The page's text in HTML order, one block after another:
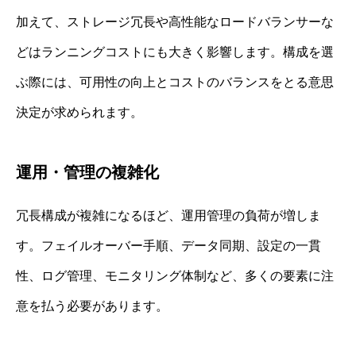
加えて、ストレージ冗長や高性能なロードバランサーな
どはランニングコストにも大きく影響します。構成を選
ぶ際には、可用性の向上とコストのバランスをとる意思
決定が求められます。
運用・管理の複雑化
冗長構成が複雑になるほど、運用管理の負荷が増しま
す。フェイルオーバー手順、データ同期、設定の一貫
性、ログ管理、モニタリング体制など、多くの要素に注
意を払う必要があります。